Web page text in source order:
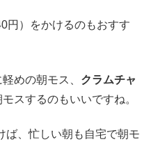
円）をかけるのもおすす
めの朝モス、 クラムチャ
スするのもいいですね。
ば、忙しい朝も自宅で朝モ